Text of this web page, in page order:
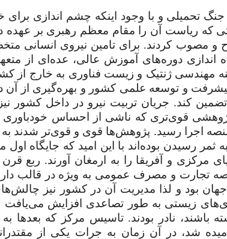
کشاکش جنگ تحمیلی و با وجود اینکه چشم اندازی
که ریاست آن را مقام معظم رهبری بر عهده
و مصوب کردند. برای تامین نیروی انسانی
اندازی دوره‌های آموزش عالی، عده‌ای از
مهندسی ژنتیک و زیست فناوری به خارج از
پیشرفت و توسعه علمی کشور و بهره‌گیری از آن
کند. جریان تربیت نیرو در داخل کشور
قوی‌تری که ناشی از احساس خودباوری
اجرا رسید. پژوهش‌ها قوی و قوی‌تر شدند
ثمر رسیدن بوده‌اند با این امید که جایگاه اول
مرکزی و آفریقا را به ارمغان آورند. ربع
تجارت و مصرف عمومی به ویژه در قالب
بود و لذا مدیریت آن در کشور نیز
زیستی به طور تصاعدی افزایش می‌یافت
باشند، نادر بودند. تاسیس مرکز که بعدها
شد، در آن زمان به جرات یکی از